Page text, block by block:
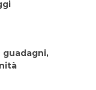
guadagni,